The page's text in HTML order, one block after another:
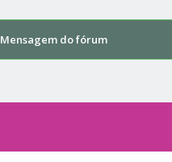
Mensagem do fórum